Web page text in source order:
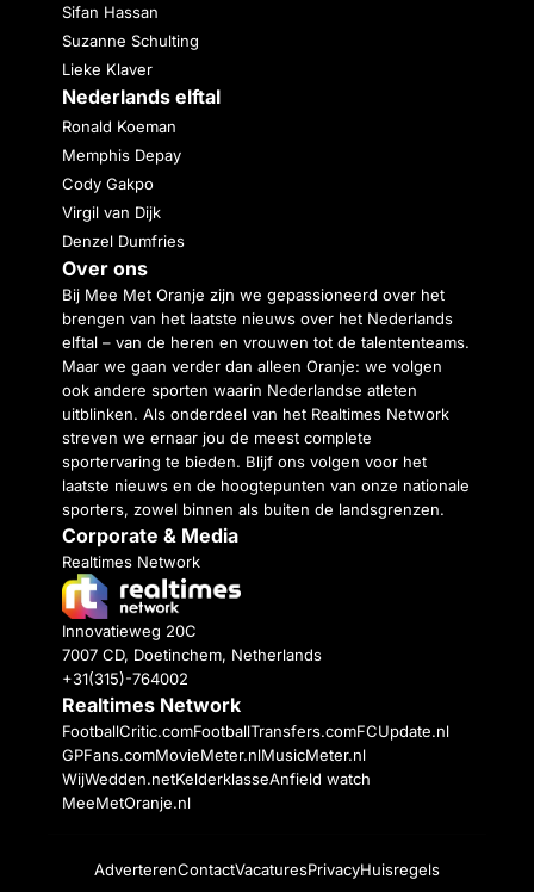
Sifan Hassan
Suzanne Schulting
Lieke Klaver
Nederlands elftal
Ronald Koeman
Memphis Depay
Cody Gakpo
Virgil van Dijk
Denzel Dumfries
Over ons
Bij Mee Met Oranje zijn we gepassioneerd over het
brengen van het laatste nieuws over het Nederlands
elftal – van de heren en vrouwen tot de talententeams.
Maar we gaan verder dan alleen Oranje: we volgen
ook andere sporten waarin Nederlandse atleten
uitblinken. Als onderdeel van het Realtimes Network
streven we ernaar jou de meest complete
sportervaring te bieden. Blijf ons volgen voor het
laatste nieuws en de hoogtepunten van onze nationale
sporters, zowel binnen als buiten de landsgrenzen.
Corporate & Media
Realtimes Network
Innovatieweg 20C
7007 CD, Doetinchem, Netherlands
+31(315)-764002
Realtimes Network
FootballCritic.comFootballTransfers.comFCUpdate.nl
GPFans.comMovieMeter.nlMusicMeter.nl
WijWedden.netKelderklasseAnfield watch
MeeMetOranje.nl
AdverterenContactVacaturesPrivacyHuisregels